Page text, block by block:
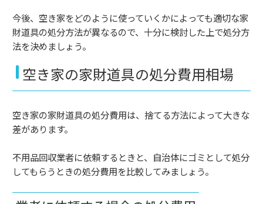
今後、空き家をどのように使っていくかによっても適切な家
財道具の処分方法が異なるので、十分に検討した上で処分方
法を決めましょう。
空き家の家財道具の処分費用相場
空き家の家財道具の処分費用は、捨てる方法によって大きな
差があります。
不用品回収業者に依頼するときと、自治体にゴミとして処分
してもらうときの処分費用を比較してみましょう。